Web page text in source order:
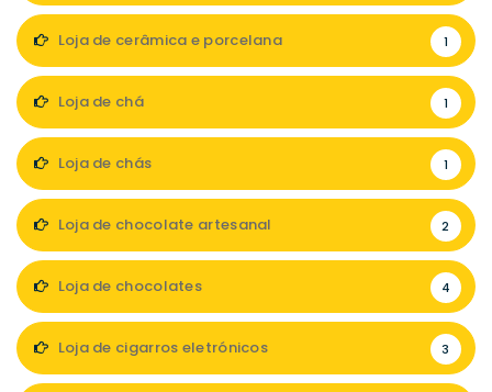
Loja de cerâmica e porcelana 1
Loja de chá 1
Loja de chás 1
Loja de chocolate artesanal 2
Loja de chocolates 4
Loja de cigarros eletrónicos 3